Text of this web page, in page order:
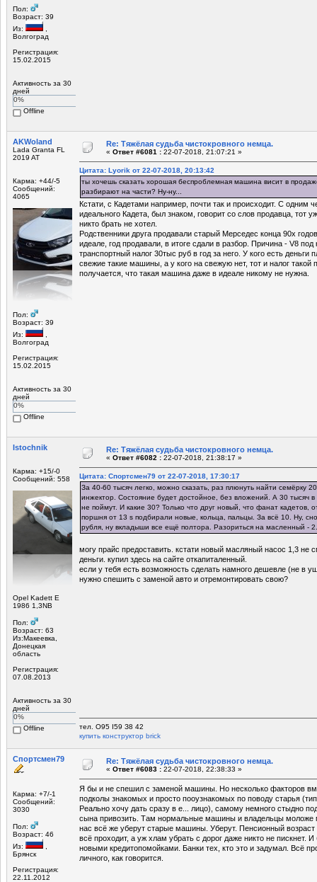
Пол:
Возраст: 39
Из:
Волгоград
Регистрация:
15.02.2015
Активность за 30
дней
0%
Offline
AKWoland
Lada Granta FL
2019 AT
Карма: +44/-5
Сообщений:
4065
Пол:
Возраст: 39
Из:
Волгоград
Регистрация:
15.02.2015
Активность за 30
дней
0%
Offline
Re: Тяжёлая судьба чистокровного немца.
« Ответ #6081 : 22-07-2018, 21:07:21 »
Цитата: Lyorik от 22-07-2018, 20:13:42
ты хочешь сказать хорошая беспроблемная машина висит в
разбирают на части? Ну-ну...
Кстати, с Кадетами например, почти так и происходит. С одним
идеального Кадета, был знаком, говорит со слов продавца, тот
никто брать не хотел.
Родственники друга продавали старый Мерседес конца 90х
идеале, год продавали, в итоге сдали в разбор. Причина - V8 под
транспортный налог 30тыс руб в год за него. У кого есть деньги
свежие такие машины, а у кого на свежую нет, тот и налог такой
получается, что такая машина даже в идеале никому не нужна.
Istochnik
Карма: +15/-0
Сообщений: 558
Opel Kadett E
1986 1,3NB
Пол:
Возраст: 63
Из:Макеевка,
Донецкая
область
Регистрация:
07.08.2013
Активность за 30
дней
0%
Offline
Re: Тяжёлая судьба чистокровного немца.
« Ответ #6082 : 22-07-2018, 21:38:17 »
Цитата: Спортсмен79 от 22-07-2018, 17:30:17
За 40-60 тысяч легко, можно сказать, раз плюнуть найти семёрку
инжектор. Состояние будет достойное, без вложений. А 30 тысяч
не поймут. И какие 30? Только что друг новый, что фанат кадетов,
поршня от 13 s подбирали новые, кольца, пальцы. За всё 10. Ну,
рубля, ну вкладыши все ещё полтора. Разориться на масленный -
могу прайс предоставить. кстати новый масляный насос 1,3 не
деньги. купил здесь на сайте откапиталенный.
если у тебя есть возможность сделать намного дешевле (не в
нужно спешить с заменой авто и отремонтировать свою?
тел. О95 I59 З8 42
купить конструктор brick
Спортсмен79
Карма: +7/-1
Сообщений:
3030
Пол:
Возраст: 46
Из:
Брянск
Регистрация:
22.11.2012
Re: Тяжёлая судьба чистокровного немца.
« Ответ #6083 : 22-07-2018, 22:38:33 »
Я бы и не спешил с заменой машины. Но несколько факторов
подколы знакомых и просто пооузнакомых по поводу старья
Реально хочу дать сразу в е... лицо), самому немного стыдно
сына привозить. Там нормальные машины и владельцы
нас всё же уберут старые машины. Уберут. Пенсионный
всё проходит, а уж хлам убрать с дорог даже никто не пискнет.
новыми кредитопомойками. Банки тех, кто это и задумал. Всё
личного, как говорится.